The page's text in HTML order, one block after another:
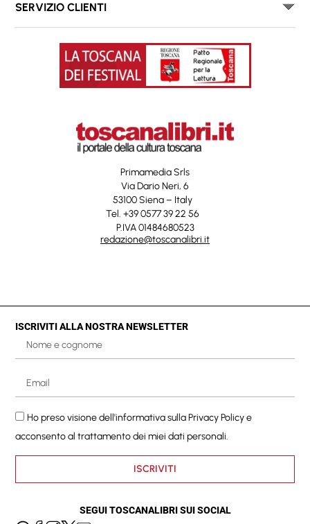
SERVIZIO CLIENTI
Primamedia Srls
Via Dario Neri, 6
53100 Siena – Italy
Tel. +39 0577 39 22 56
P.IVA 01484680523
redazione@toscanalibri.it
ISCRIVITI ALLA NOSTRA NEWSLETTER
Ho preso visione dell'informativa sullaPrivacy Policye
acconsento al trattamento dei miei dati personali.
ISCRIVITI
SEGUI TOSCANALIBRI SUI SOCIAL